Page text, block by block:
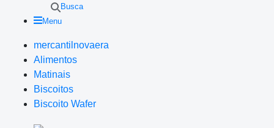
Busca
Menu
mercantilnovaera
Alimentos
Matinais
Biscoitos
Biscoito Wafer